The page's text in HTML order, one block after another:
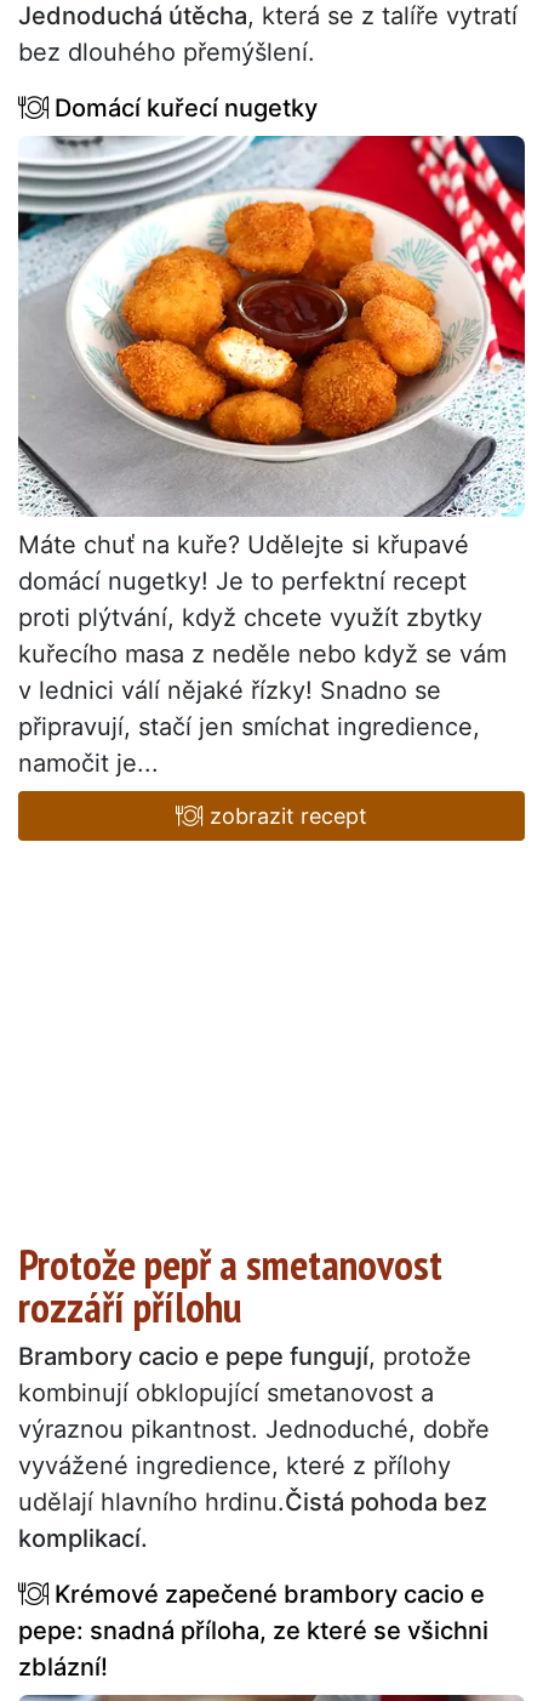
Jednoduchá útěcha, která se z talíře vytratí
bez dlouhého přemýšlení.
Domácí kuřecí nugetky
Máte chuť na kuře? Udělejte si křupavé
domácí nugetky! Je to perfektní recept
proti plýtvání, když chcete využít zbytky
kuřecího masa z neděle nebo když se vám
v lednici válí nějaké řízky! Snadno se
připravují, stačí jen smíchat ingredience,
namočit je...
zobrazit recept
Protože pepř a smetanovost
rozzáří přílohu
Brambory cacio e pepe fungují, protože
kombinují obklopující smetanovost a
výraznou pikantnost. Jednoduché, dobře
vyvážené ingredience, které z přílohy
udělají hlavního hrdinu.Čistá pohoda bez
komplikací.
Krémové zapečené brambory cacio e
pepe: snadná příloha, ze které se všichni
zblázní!